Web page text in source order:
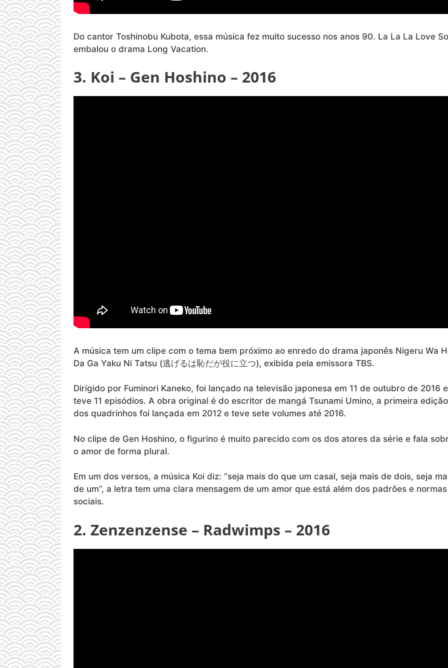
Do cantor Toshinobu Kubota, essa música fez muito sucesso nos anos 90. La La La Love
embalou o drama Long Vacation.
3. Koi – Gen Hoshino – 2016
A música tem um clipe com o tema bem próximo ao enredo do drama japonês Nigeru Wa
Da Ga Yaku Ni Tatsu (逃げるは恥だが役に立つ), exibida pela emissora TBS.
Dirigido por Fuminori Kaneko, foi lançado na televisão japonesa em 11 de outubro de 2016 e
teve 11 episódios. A obra original é do escritor de mangá Tsunami Umino, a primeira edição
dos quadrinhos foi lançada em 2012 e teve sete volumes até 2016.
No clipe de Gen Hoshino, o figurino é muito parecido com os dos atores da série e fala
o amor de forma plural.
Em um dos versos, a música Koi diz: “seja mais do que um casal, seja mais de dois, seja
de um”, a letra tem uma clara mensagem de um amor que está além dos padrões e normas
sociais.
2. Zenzenzense – Radwimps – 2016